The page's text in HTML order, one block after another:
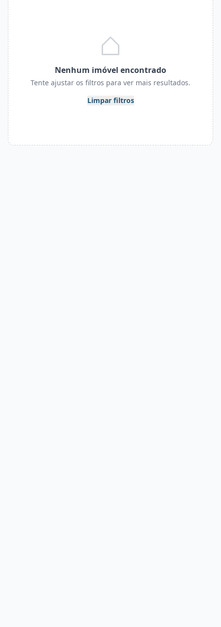
Nenhum imóvel encontrado
Tente ajustar os filtros para ver mais resultados.
Limpar filtros